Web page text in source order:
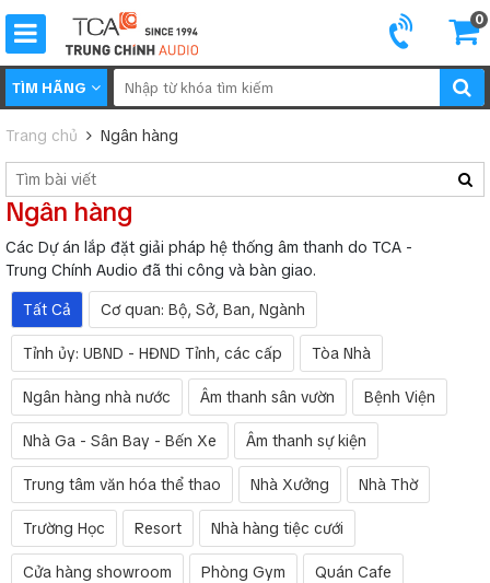
0
TÌM HÃNG
Trang chủ Ngân hàng
Ngân hàng
Các Dự án lắp đặt giải pháp hệ thống âm thanh do TCA -
Trung Chính Audio đã thi công và bàn giao.
Tất Cả
Cơ quan: Bộ, Sở, Ban, Ngành
Tỉnh ủy: UBND - HĐND Tỉnh, các cấp Tòa Nhà
Ngân hàng nhà nước Âm thanh sân vườn Bệnh Viện
Nhà Ga - Sân Bay - Bến Xe Âm thanh sự kiện
Trung tâm văn hóa thể thao Nhà Xưởng Nhà Thờ
Trường Học Resort Nhà hàng tiệc cưới
Cửa hàng showroom Phòng Gym Quán Cafe